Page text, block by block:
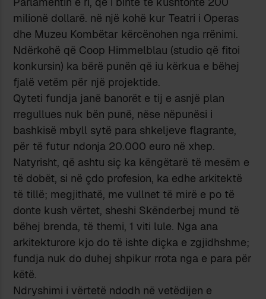
milionë dollarë. në një kohë kur Teatri i Operas
dhe Muzeu Kombëtar kërcënohen nga rrënimi.
Ndërkohë që Coop Himmelblau (studio që fitoi
konkursin) ka bërë punën që iu kërkua e bëhej
fjalë vetëm për një projektide.
Qyteti fundja janë banorët e tij e asnjë plan
rregullues nuk bën punë, nëse nëpunësi i
bashkisë mbyll sytë para shkeljeve flagrante,
për të futur ndonja 20.000 euro në xhep.
Natyrisht, që ashtu siç ka këngëtarë të mesëm e
të dobët, si në çdo profesion, ka edhe arkitektë
të tillë; megjithatë, me vullnet të mirë e po të
donte kush vërtet, sheshi Skënderbej mund të
bëhej brenda, të themi, 1 viti lule. Nga ana
arkitekturore kjo do të ishte diçka e zgjidhshme;
fundja nuk do duhej shpikur rrota nga e para për
këtë.
Ndryshimi i vërtetë ndodh në vetëdijen e